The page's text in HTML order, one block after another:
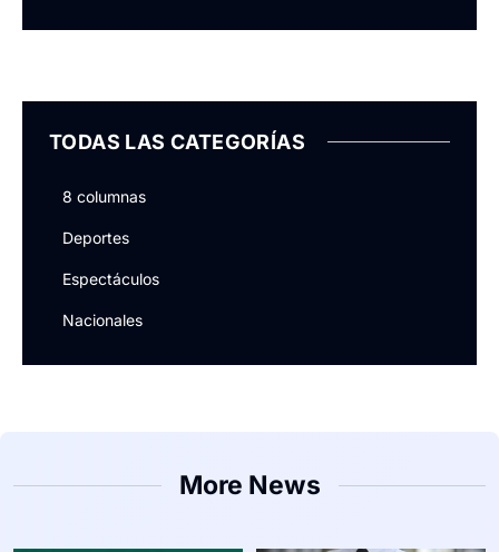
TODAS LAS CATEGORÍAS
8 columnas
Deportes
Espectáculos
Nacionales
More News